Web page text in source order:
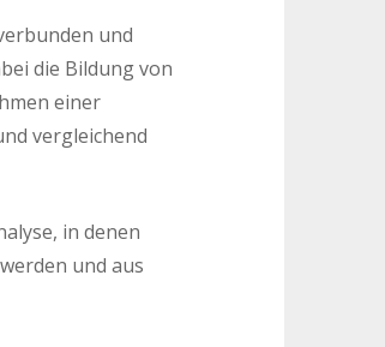
und
die Bildung von
einer
vergleichend
in denen
und aus